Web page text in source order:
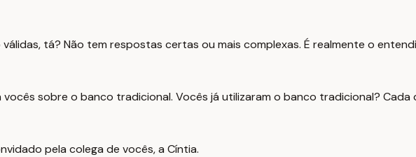
tá? Não tem respostas certas ou mais complexas. É realmente o
sobre o banco tradicional. Vocês já utilizaram o banco tradicional?
pela colega de vocês, a Cíntia.